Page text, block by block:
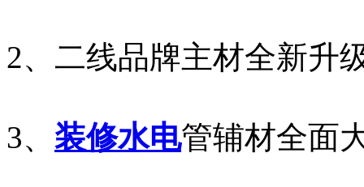
2、二线品牌主材全新升
3、 装修水电管辅材全面